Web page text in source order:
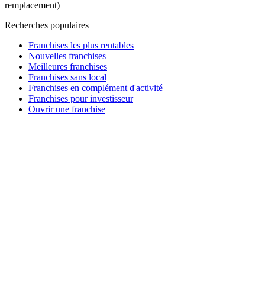
remplacement)
Recherches populaires
Franchises les plus rentables
Nouvelles franchises
Meilleures franchises
Franchises sans local
Franchises en complément d'activité
Franchises pour investisseur
Ouvrir une franchise